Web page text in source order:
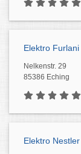
Elektro Furlani
Nelkenstr. 29
85386 Eching
Elektro Nestler